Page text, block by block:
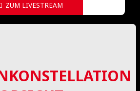
ZUM LIVESTREAM